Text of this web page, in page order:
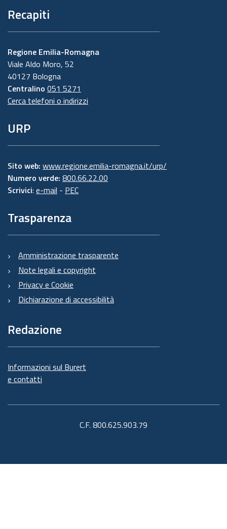
Recapiti
Regione Emilia-Romagna
Viale Aldo Moro, 52
40127 Bologna
Centralino 051 5271
Cerca telefoni o indirizzi
URP
Sito web: www.regione.emilia-romagna.it/urp/
Numero verde: 800.66.22.00
Scrivici: e-mail - PEC
Trasparenza
Amministrazione trasparente
Note legali e copyright
Privacy e Cookie
Dichiarazione di accessibilità
Redazione
Informazioni sul Burert
e contatti
C.F. 800.625.903.79